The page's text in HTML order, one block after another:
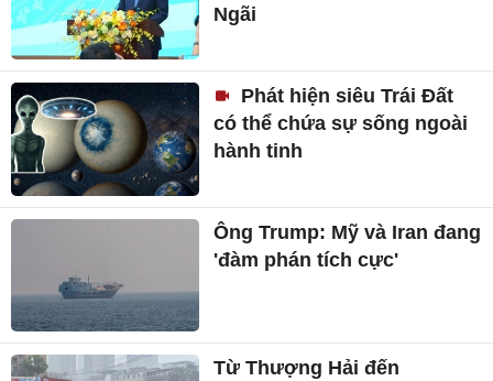
Ngãi
Phát hiện siêu Trái Đất
có thể chứa sự sống ngoài
hành tinh
Ông Trump: Mỹ và Iran đang
'đàm phán tích cực'
Từ Thượng Hải đến